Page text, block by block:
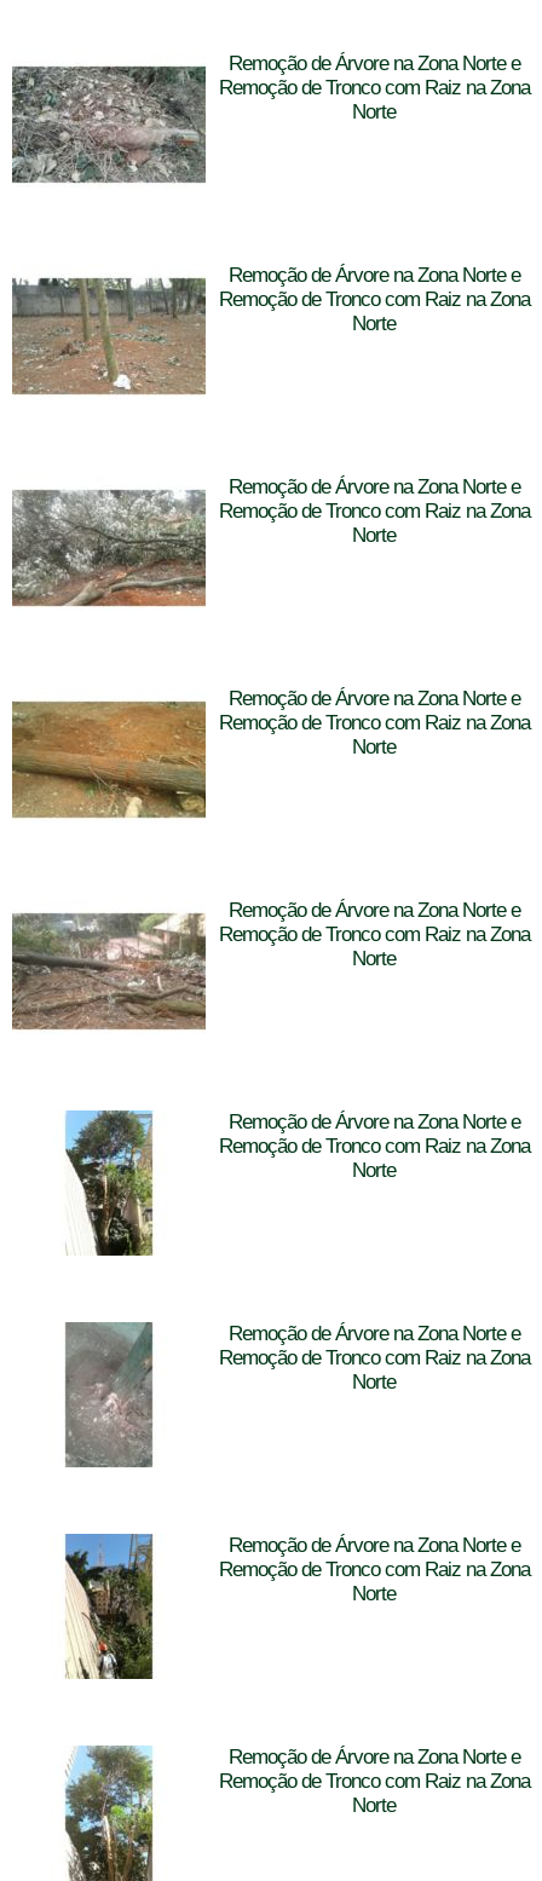
Remoção de Árvore na Zona Norte e
Remoção de Tronco com Raiz na Zona
Norte
Remoção de Árvore na Zona Norte e
Remoção de Tronco com Raiz na Zona
Norte
Remoção de Árvore na Zona Norte e
Remoção de Tronco com Raiz na Zona
Norte
Remoção de Árvore na Zona Norte e
Remoção de Tronco com Raiz na Zona
Norte
Remoção de Árvore na Zona Norte e
Remoção de Tronco com Raiz na Zona
Norte
Remoção de Árvore na Zona Norte e
Remoção de Tronco com Raiz na Zona
Norte
Remoção de Árvore na Zona Norte e
Remoção de Tronco com Raiz na Zona
Norte
Remoção de Árvore na Zona Norte e
Remoção de Tronco com Raiz na Zona
Norte
Remoção de Árvore na Zona Norte e
Remoção de Tronco com Raiz na Zona
Norte